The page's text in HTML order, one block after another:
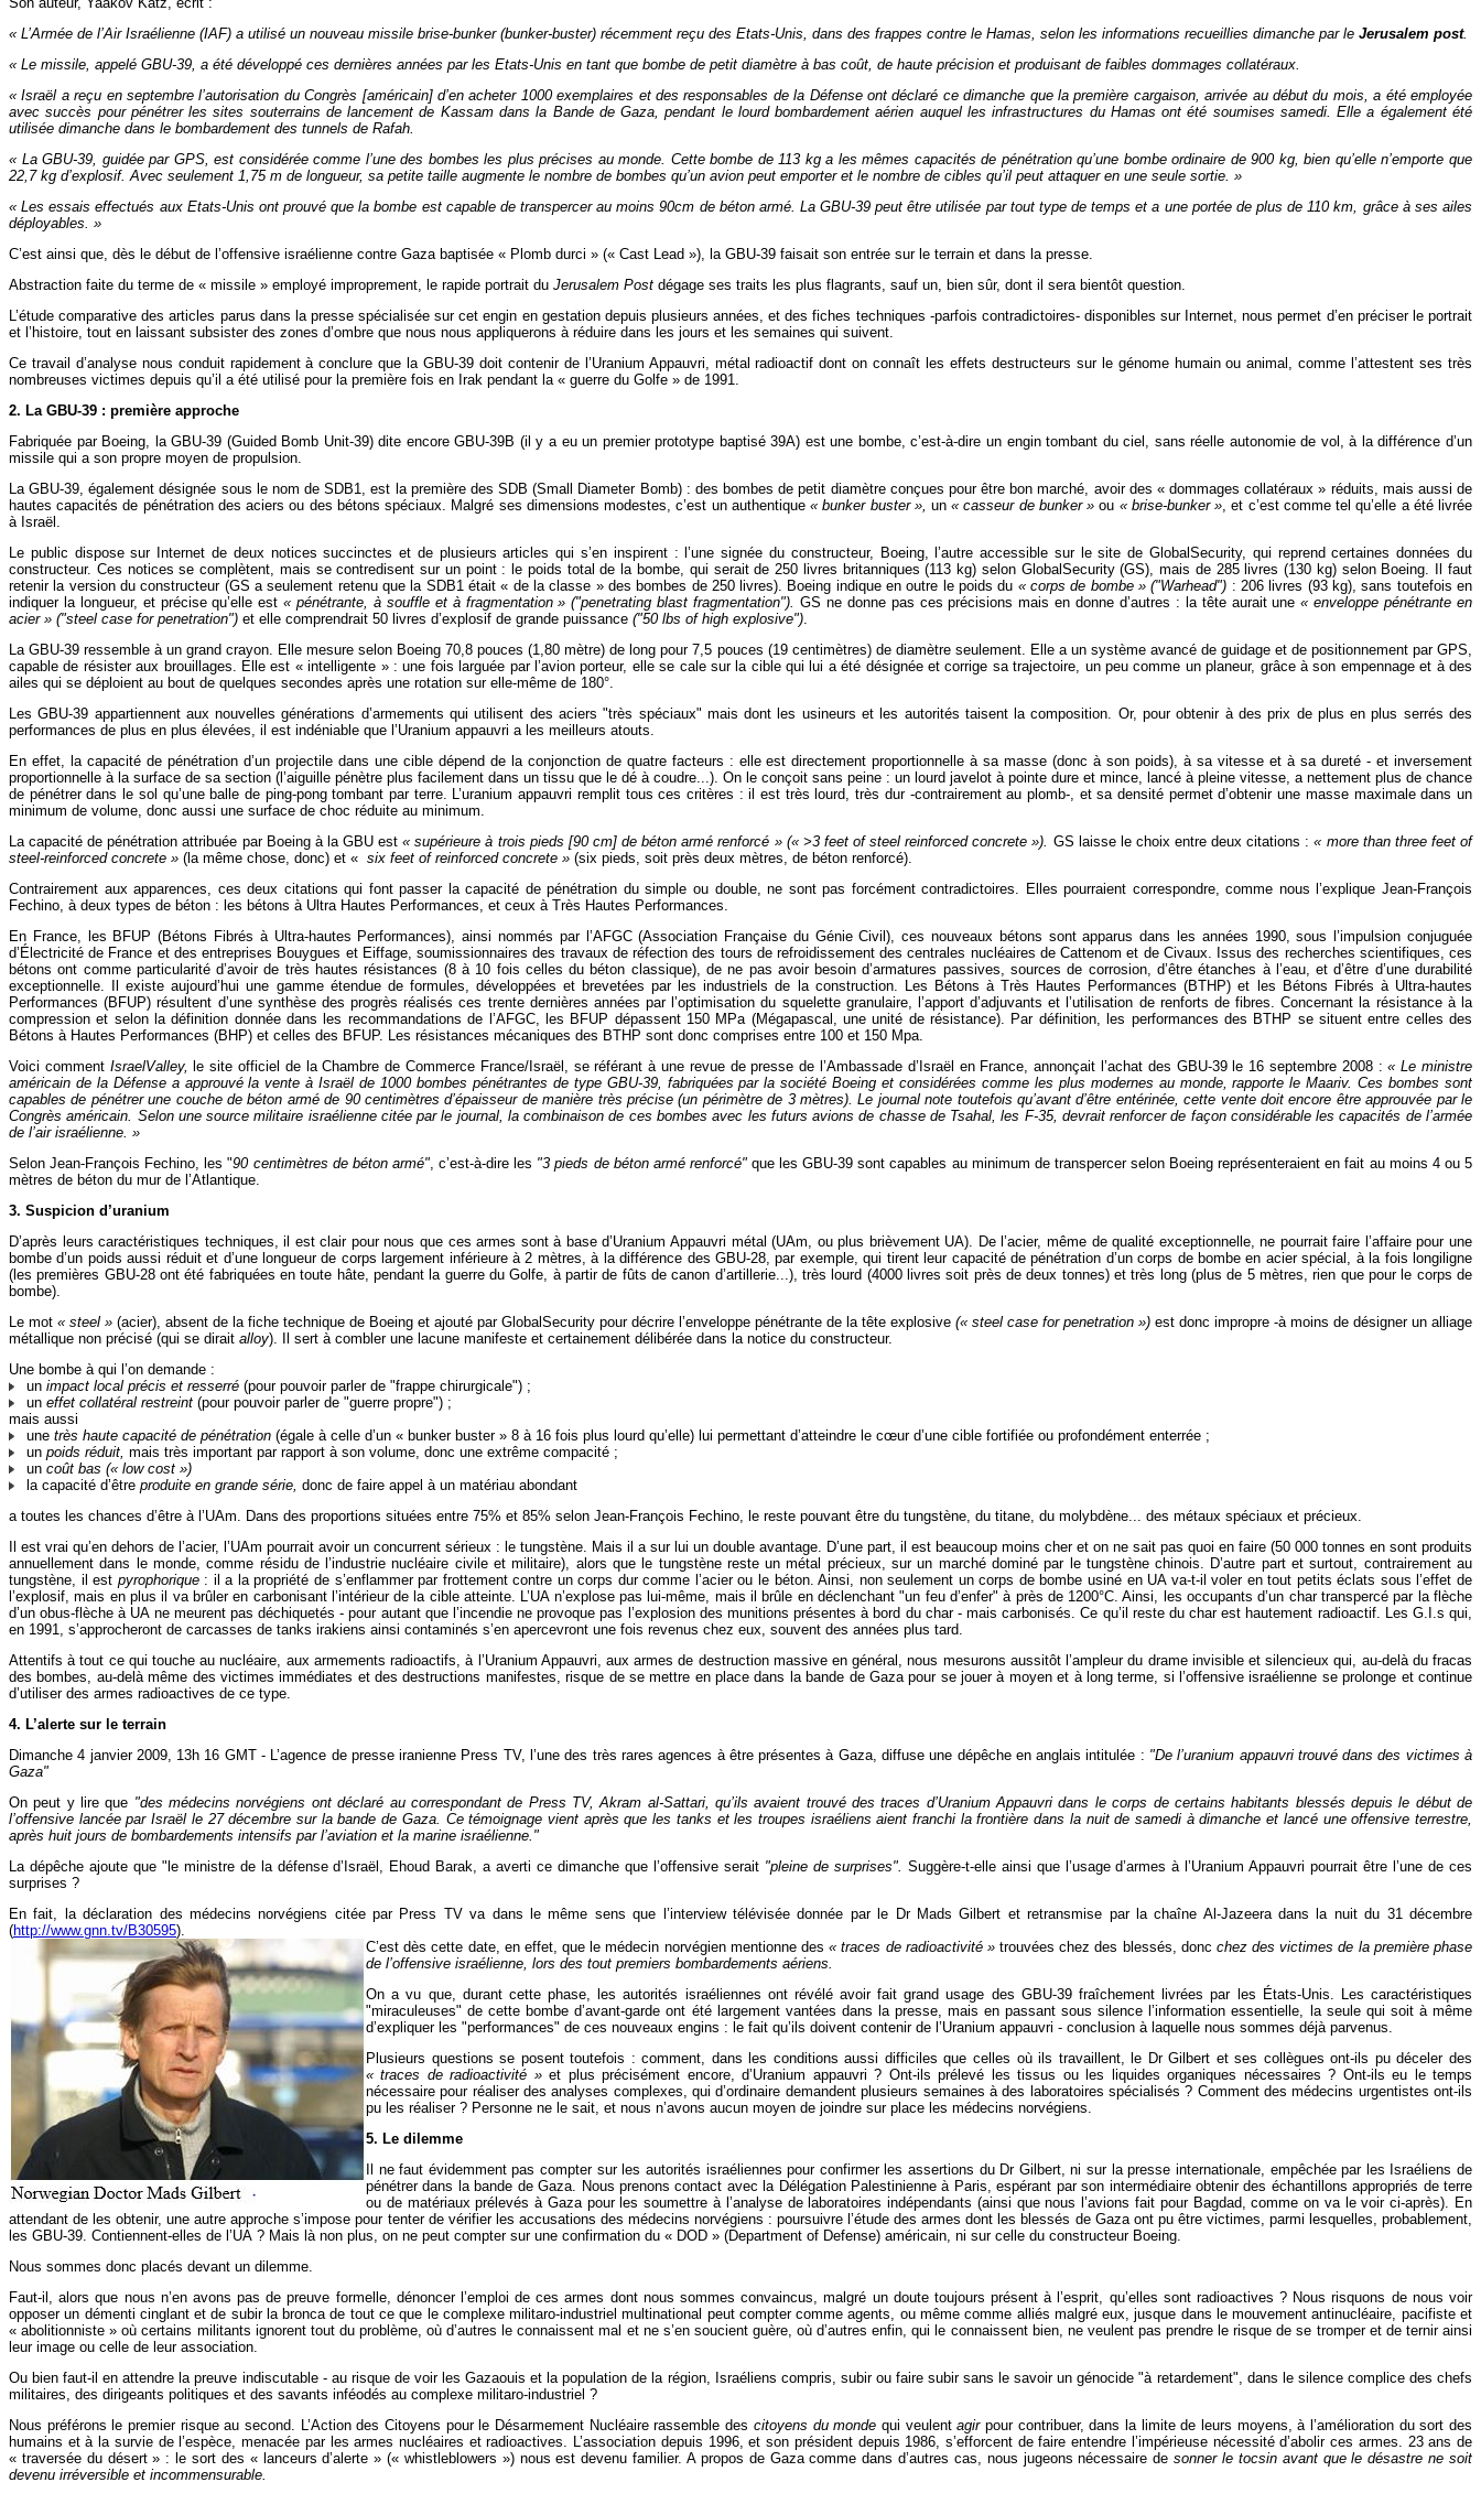
« L’Armée de l’Air Israélienne (IAF) a utilisé un nouveau missile brise-bunker (bunker-buster) récemment reçu des Etats-Unis, dans des frappes contre le Hamas, selon les informations recueillies dimanche par le Jerusalem post.
« Le missile, appelé GBU-39, a été développé ces dernières années par les Etats-Unis en tant que bombe de petit diamètre à bas coût, de haute précision et produisant de faibles dommages collatéraux.
« Israël a reçu en septembre l’autorisation du Congrès [américain] d’en acheter 1000 exemplaires et des responsables de la Défense ont déclaré ce dimanche que la première cargaison, arrivée au début du mois, a été employée
avec succès pour pénétrer les sites souterrains de lancement de Kassam dans la Bande de Gaza, pendant le lourd bombardement aérien auquel les infrastructures du Hamas ont été soumises samedi. Elle a également été
utilisée dimanche dans le bombardement des tunnels de Rafah.
« La GBU-39, guidée par GPS, est considérée comme l’une des bombes les plus précises au monde. Cette bombe de 113 kg a les mêmes capacités de pénétration qu’une bombe ordinaire de 900 kg, bien qu’elle n’emporte que
22,7 kg d’explosif. Avec seulement 1,75 m de longueur, sa petite taille augmente le nombre de bombes qu’un avion peut emporter et le nombre de cibles qu’il peut attaquer en une seule sortie. »
« Les essais effectués aux Etats-Unis ont prouvé que la bombe est capable de transpercer au moins 90cm de béton armé. La GBU-39 peut être utilisée par tout type de temps et a une portée de plus de 110 km, grâce à ses ailes
déployables. »
C’est ainsi que, dès le début de l’offensive israélienne contre Gaza baptisée « Plomb durci » (« Cast Lead »), la GBU-39 faisait son entrée sur le terrain et dans la presse.
Abstraction faite du terme de « missile » employé improprement, le rapide portrait du Jerusalem Post dégage ses traits les plus flagrants, sauf un, bien sûr, dont il sera bientôt question.
L’étude comparative des articles parus dans la presse spécialisée sur cet engin en gestation depuis plusieurs années, et des fiches techniques -parfois contradictoires- disponibles sur Internet, nous permet d’en préciser le portrait
et l’histoire, tout en laissant subsister des zones d’ombre que nous nous appliquerons à réduire dans les jours et les semaines qui suivent.
Ce travail d’analyse nous conduit rapidement à conclure que la GBU-39 doit contenir de l’Uranium Appauvri, métal radioactif dont on connaît les effets destructeurs sur le génome humain ou animal, comme l’attestent ses très
nombreuses victimes depuis qu’il a été utilisé pour la première fois en Irak pendant la « guerre du Golfe » de 1991.
2. La GBU-39 : première approche
Fabriquée par Boeing, la GBU-39 (Guided Bomb Unit-39) dite encore GBU-39B (il y a eu un premier prototype baptisé 39A) est une bombe, c’est-à-dire un engin tombant du ciel, sans réelle autonomie de vol, à la différence d’un
missile qui a son propre moyen de propulsion.
La GBU-39, également désignée sous le nom de SDB1, est la première des SDB (Small Diameter Bomb) : des bombes de petit diamètre conçues pour être bon marché, avoir des « dommages collatéraux » réduits, mais aussi de
hautes capacités de pénétration des aciers ou des bétons spéciaux. Malgré ses dimensions modestes, c’est un authentique« bunker buster », un« casseur de bunker » ou « brise-bunker », et c’est comme tel qu’elle a été livrée
à Israël.
Le public dispose sur Internet de deux notices succinctes et de plusieurs articles qui s’en inspirent : l’une signée du constructeur, Boeing, l’autre accessible sur le site de GlobalSecurity, qui reprend certaines données du
constructeur. Ces notices se complètent, mais se contredisent sur un point : le poids total de la bombe, qui serait de 250 livres britanniques (113 kg) selon GlobalSecurity (GS), mais de 285 livres (130 kg) selon Boeing. Il faut
retenir la version du constructeur (GS a seulement retenu que la SDB1 était « de la classe » des bombes de 250 livres). Boeing indique en outre le poids du « corps de bombe » ("Warhead") : 206 livres (93 kg), sans toutefois en
indiquer la longueur, et précise qu’elle est« pénétrante, à souffle et à fragmentation » ("penetrating blast fragmentation"). GS ne donne pas ces précisions mais en donne d’autres : la tête aurait une« enveloppe pénétrante en
acier » ("steel case for penetration") et elle comprendrait 50 livres d’explosif de grande puissance ("50 lbs of high explosive").
La GBU-39 ressemble à un grand crayon. Elle mesure selon Boeing 70,8 pouces (1,80 mètre) de long pour 7,5 pouces (19 centimètres) de diamètre seulement. Elle a un système avancé de guidage et de positionnement par GPS,
capable de résister aux brouillages. Elle est « intelligente » : une fois larguée par l’avion porteur, elle se cale sur la cible qui lui a été désignée et corrige sa trajectoire, un peu comme un planeur, grâce à son empennage et à des
ailes qui se déploient au bout de quelques secondes après une rotation sur elle-même de 180°.
Les GBU-39 appartiennent aux nouvelles générations d’armements qui utilisent des aciers "très spéciaux" mais dont les usineurs et les autorités taisent la composition. Or, pour obtenir à des prix de plus en plus serrés des
performances de plus en plus élevées, il est indéniable que l’Uranium appauvri a les meilleurs atouts.
En effet, la capacité de pénétration d’un projectile dans une cible dépend de la conjonction de quatre facteurs : elle est directement proportionnelle à sa masse (donc à son poids), à sa vitesse et à sa dureté - et inversement
proportionnelle à la surface de sa section (l’aiguille pénètre plus facilement dans un tissu que le dé à coudre...). On le conçoit sans peine : un lourd javelot à pointe dure et mince, lancé à pleine vitesse, a nettement plus de chance
de pénétrer dans le sol qu’une balle de ping-pong tombant par terre. L’uranium appauvri remplit tous ces critères : il est très lourd, très dur -contrairement au plomb-, et sa densité permet d’obtenir une masse maximale dans un
minimum de volume, donc aussi une surface de choc réduite au minimum.
La capacité de pénétration attribuée par Boeing à la GBU est« supérieure à trois pieds [90 cm] de béton armé renforcé » (« >3 feet of steel reinforced concrete »). GS laisse le choix entre deux citations :« more than three feet of
steel-reinforced concrete » (la même chose, donc) et « six feet of reinforced concrete » (six pieds, soit près deux mètres, de béton renforcé).
Contrairement aux apparences, ces deux citations qui font passer la capacité de pénétration du simple ou double, ne sont pas forcément contradictoires. Elles pourraient correspondre, comme nous l’explique Jean-François
Fechino, à deux types de béton : les bétons à Ultra Hautes Performances, et ceux à Très Hautes Performances.
En France, les BFUP (Bétons Fibrés à Ultra-hautes Performances), ainsi nommés par l’AFGC (Association Française du Génie Civil), ces nouveaux bétons sont apparus dans les années 1990, sous l’impulsion conjuguée
d’Électricité de France et des entreprises Bouygues et Eiffage, soumissionnaires des travaux de réfection des tours de refroidissement des centrales nucléaires de Cattenom et de Civaux. Issus des recherches scientifiques, ces
bétons ont comme particularité d’avoir de très hautes résistances (8 à 10 fois celles du béton classique), de ne pas avoir besoin d’armatures passives, sources de corrosion, d’être étanches à l’eau, et d’être d’une durabilité
exceptionnelle. Il existe aujourd’hui une gamme étendue de formules, développées et brevetées par les industriels de la construction. Les Bétons à Très Hautes Performances (BTHP) et les Bétons Fibrés à Ultra-hautes
Performances (BFUP) résultent d’une synthèse des progrès réalisés ces trente dernières années par l’optimisation du squelette granulaire, l’apport d’adjuvants et l’utilisation de renforts de fibres. Concernant la résistance à la
compression et selon la définition donnée dans les recommandations de l’AFGC, les BFUP dépassent 150 MPa (Mégapascal, une unité de résistance). Par définition, les performances des BTHP se situent entre celles des
Bétons à Hautes Performances (BHP) et celles des BFUP. Les résistances mécaniques des BTHP sont donc comprises entre 100 et 150 Mpa.
Voici comment IsraelValley, le site officiel de la Chambre de Commerce France/Israël, se référant à une revue de presse de l’Ambassade d’Israël en France, annonçait l’achat des GBU-39 le 16 septembre 2008 :« Le ministre
américain de la Défense a approuvé la vente à Israël de 1000 bombes pénétrantes de type GBU-39, fabriquées par la société Boeing et considérées comme les plus modernes au monde, rapporte le Maariv. Ces bombes sont
capables de pénétrer une couche de béton armé de 90 centimètres d’épaisseur de manière très précise (un périmètre de 3 mètres). Le journal note toutefois qu’avant d’être entérinée, cette vente doit encore être approuvée par le
Congrès américain. Selon une source militaire israélienne citée par le journal, la combinaison de ces bombes avec les futurs avions de chasse de Tsahal, les F-35, devrait renforcer de façon considérable les capacités de l’armée
de l’air israélienne. »
Selon Jean-François Fechino, les "90 centimètres de béton armé", c’est-à-dire les "3 pieds de béton armé renforcé" que les GBU-39 sont capables au minimum de transpercer selon Boeing représenteraient en fait au moins 4 ou 5
mètres de béton du mur de l’Atlantique.
3. Suspicion d’uranium
D’après leurs caractéristiques techniques, il est clair pour nous que ces armes sont à base d’Uranium Appauvri métal (UAm, ou plus brièvement UA). De l’acier, même de qualité exceptionnelle, ne pourrait faire l’affaire pour une
bombe d’un poids aussi réduit et d’une longueur de corps largement inférieure à 2 mètres, à la différence des GBU-28, par exemple, qui tirent leur capacité de pénétration d’un corps de bombe en acier spécial, à la fois longiligne
(les premières GBU-28 ont été fabriquées en toute hâte, pendant la guerre du Golfe, à partir de fûts de canon d’artillerie...), très lourd (4000 livres soit près de deux tonnes) et très long (plus de 5 mètres, rien que pour le corps de
bombe).
Le mot « steel » (acier), absent de la fiche technique de Boeing et ajouté par GlobalSecurity pour décrire l’enveloppe pénétrante de la tête explosive (« steel case for penetration ») est donc impropre -à moins de désigner un alliage
métallique non précisé (qui se dirait alloy). Il sert à combler une lacune manifeste et certainement délibérée dans la notice du constructeur.
Une bombe à qui l’on demande :
un impact local précis et resserré (pour pouvoir parler de "frappe chirurgicale") ;
un effet collatéral restreint (pour pouvoir parler de "guerre propre") ;
mais aussi
une très haute capacité de pénétration (égale à celle d’un « bunker buster » 8 à 16 fois plus lourd qu’elle) lui permettant d’atteindre le cœur d’une cible fortifiée ou profondément enterrée ;
un poids réduit, mais très important par rapport à son volume, donc une extrême compacité ;
un coût bas (« low cost »)
la capacité d’être produite en grande série, donc de faire appel à un matériau abondant
a toutes les chances d’être à l’UAm. Dans des proportions situées entre 75% et 85% selon Jean-François Fechino, le reste pouvant être du tungstène, du titane, du molybdène... des métaux spéciaux et précieux.
Il est vrai qu’en dehors de l’acier, l’UAm pourrait avoir un concurrent sérieux : le tungstène. Mais il a sur lui un double avantage. D’une part, il est beaucoup moins cher et on ne sait pas quoi en faire (50 000 tonnes en sont produits
annuellement dans le monde, comme résidu de l’industrie nucléaire civile et militaire), alors que le tungstène reste un métal précieux, sur un marché dominé par le tungstène chinois. D’autre part et surtout, contrairement au
tungstène, il est pyrophorique: il a la propriété de s’enflammer par frottement contre un corps dur comme l’acier ou le béton. Ainsi, non seulement un corps de bombe usiné en UA va-t-il voler en tout petits éclats sous l’effet de
l’explosif, mais en plus il va brûler en carbonisant l’intérieur de la cible atteinte. L’UA n’explose pas lui-même, mais il brûle en déclenchant "un feu d’enfer" à près de 1200°C. Ainsi, les occupants d’un char transpercé par la flèche
d’un obus-flèche à UA ne meurent pas déchiquetés - pour autant que l’incendie ne provoque pas l’explosion des munitions présentes à bord du char - mais carbonisés. Ce qu’il reste du char est hautement radioactif. Les G.I.s qui,
en 1991, s’approcheront de carcasses de tanks irakiens ainsi contaminés s’en apercevront une fois revenus chez eux, souvent des années plus tard.
Attentifs à tout ce qui touche au nucléaire, aux armements radioactifs, à l’Uranium Appauvri, aux armes de destruction massive en général, nous mesurons aussitôt l’ampleur du drame invisible et silencieux qui, au-delà du fracas
des bombes, au-delà même des victimes immédiates et des destructions manifestes, risque de se mettre en place dans la bande de Gaza pour se jouer à moyen et à long terme, si l’offensive israélienne se prolonge et continue
d’utiliser des armes radioactives de ce type.
4. L’alerte sur le terrain
Dimanche 4 janvier 2009, 13h 16 GMT - L’agence de presse iranienne Press TV, l’une des très rares agences à être présentes à Gaza, diffuse une dépêche en anglais intitulée : "De l’uranium appauvri trouvé dans des victimes à
Gaza"
On peut y lire que "des médecins norvégiens ont déclaré au correspondant de Press TV, Akram al-Sattari, qu’ils avaient trouvé des traces d’Uranium Appauvri dans le corps de certains habitants blessés depuis le début de
l’offensive lancée par Israël le 27 décembre sur la bande de Gaza. Ce témoignage vient après que les tanks et les troupes israéliens aient franchi la frontière dans la nuit de samedi à dimanche et lancé une offensive terrestre,
après huit jours de bombardements intensifs par l’aviation et la marine israélienne."
La dépêche ajoute que "le ministre de la défense d’Israël, Ehoud Barak, a averti ce dimanche que l’offensive serait "pleine de surprises". Suggère-t-elle ainsi que l’usage d’armes à l’Uranium Appauvri pourrait être l’une de ces
surprises ?
En fait, la déclaration des médecins norvégiens citée par Press TV va dans le même sens que l’interview télévisée donnée par le Dr Mads Gilbert et retransmise par la chaîne Al-Jazeera dans la nuit du 31 décembre
(http://www.gnn.tv/B30595).
C’est dès cette date, en effet, que le médecin norvégien mentionne des« traces de radioactivité »trouvées chez des blessés, donc chez des victimes de la première phase
de l’offensive israélienne, lors des tout premiers bombardements aériens.
On a vu que, durant cette phase, les autorités israéliennes ont révélé avoir fait grand usage des GBU-39 fraîchement livrées par les États-Unis. Les caractéristiques
"miraculeuses" de cette bombe d’avant-garde ont été largement vantées dans la presse, mais en passant sous silence l’information essentielle, la seule qui soit à même
d’expliquer les "performances" de ces nouveaux engins : le fait qu’ils doivent contenir de l’Uranium appauvri - conclusion à laquelle nous sommes déjà parvenus.
Plusieurs questions se posent toutefois : comment, dans les conditions aussi difficiles que celles où ils travaillent, le Dr Gilbert et ses collègues ont-ils pu déceler des
« traces de radioactivité »et plus précisément encore, d’Uranium appauvri ? Ont-ils prélevé les tissus ou les liquides organiques nécessaires ? Ont-ils eu le temps
nécessaire pour réaliser des analyses complexes, qui d’ordinaire demandent plusieurs semaines à des laboratoires spécialisés ? Comment des médecins urgentistes ont-ils
pu les réaliser ? Personne ne le sait, et nous n’avons aucun moyen de joindre sur place les médecins norvégiens.
5. Le dilemme
Il ne faut évidemment pas compter sur les autorités israéliennes pour confirmer les assertions du Dr Gilbert, ni sur la presse internationale, empêchée par les Israéliens de
pénétrer dans la bande de Gaza. Nous prenons contact avec la Délégation Palestinienne à Paris, espérant par son intermédiaire obtenir des échantillons appropriés de terre
ou de matériaux prélevés à Gaza pour les soumettre à l’analyse de laboratoires indépendants (ainsi que nous l’avions fait pour Bagdad, comme on va le voir ci-après). En
attendant de les obtenir, une autre approche s’impose pour tenter de vérifier les accusations des médecins norvégiens : poursuivre l’étude des armes dont les blessés de Gaza ont pu être victimes, parmi lesquelles, probablement,
les GBU-39. Contiennent-elles de l’UA ? Mais là non plus, on ne peut compter sur une confirmation du « DOD » (Department of Defense) américain, ni sur celle du constructeur Boeing.
Nous sommes donc placés devant un dilemme.
Faut-il, alors que nous n’en avons pas de preuve formelle, dénoncer l’emploi de ces armes dont nous sommes convaincus, malgré un doute toujours présent à l’esprit, qu’elles sont radioactives ? Nous risquons de nous voir
opposer un démenti cinglant et de subir la bronca de tout ce que le complexe militaro-industriel multinational peut compter comme agents, ou même comme alliés malgré eux, jusque dans le mouvement antinucléaire, pacifiste et
« abolitionniste » où certains militants ignorent tout du problème, où d’autres le connaissent mal et ne s’en soucient guère, où d’autres enfin, qui le connaissent bien, ne veulent pas prendre le risque de se tromper et de ternir ainsi
leur image ou celle de leur association.
Ou bien faut-il en attendre la preuve indiscutable - au risque de voir les Gazaouis et la population de la région, Israéliens compris, subir ou faire subir sans le savoir un génocide "à retardement", dans le silence complice des chefs
militaires, des dirigeants politiques et des savants inféodés au complexe militaro-industriel ?
Nous préférons le premier risque au second. L’Action des Citoyens pour le Désarmement Nucléaire rassemble des citoyens du monde qui veulentagirpour contribuer, dans la limite de leurs moyens, à l’amélioration du sort des
humains et à la survie de l’espèce, menacée par les armes nucléaires et radioactives. L’association depuis 1996, et son président depuis 1986, s’efforcent de faire entendre l’impérieuse nécessité d’abolir ces armes. 23 ans de
« traversée du désert » : le sort des « lanceurs d’alerte » (« whistleblowers ») nous est devenu familier. A propos de Gaza comme dans d’autres cas, nous jugeons nécessaire desonner le tocsin avant que le désastre ne soit
devenu irréversible et incommensurable.